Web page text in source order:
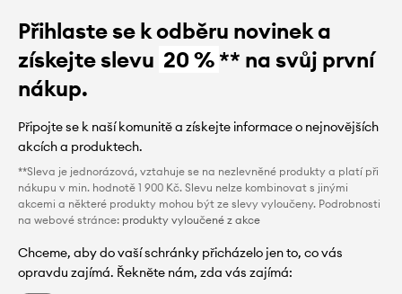
Přihlaste se k odběru novinek a
získejte slevu 20 %** na svůj první
nákup.
Připojte se k naší komunitě a získejte informace o nejnovějších
akcích a produktech.
**Sleva je jednorázová, vztahuje se na nezlevněné produkty a platí při
nákupu v min. hodnotě 1 900 Kč. Slevu nelze kombinovat s jinými
akcemi a některé produkty mohou být ze slevy vyloučeny. Podrobnosti
na webové stránce: produkty vyloučené z akce
Chceme, aby do vaší schránky přicházelo jen to, co vás
opravdu zajímá. Řekněte nám, zda vás zajímá: